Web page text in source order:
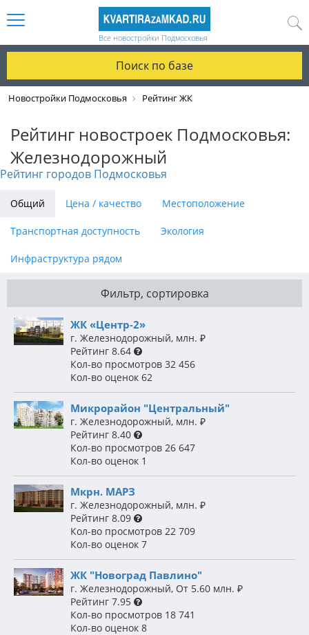
Все новостройки Подмосковья
Поиск по базе
Новостройки Подмосковья Рейтинг ЖК
Рейтинг новостроек Подмосковья:
Железнодорожный
Рейтинг городов Подмосковья
Общий Цена / качество Местоположение
Транспортная доступность Экология
Инфраструктура рядом
Фильтр, сортировка
ЖК «Центр-2»
г. Железнодорожный, млн. ₽
Рейтинг8.64
Кол-во просмотров32 456
Кол-во оценок62
Микрорайон "Центральный"
г. Железнодорожный, млн. ₽
Рейтинг8.40
Кол-во просмотров26 647
Кол-во оценок1
Мкрн. МАРЗ
г. Железнодорожный, млн. ₽
Рейтинг8.09
Кол-во просмотров22 709
Кол-во оценок7
ЖК "Новоград Павлино"
г. Железнодорожный, От 5.60 млн. ₽
Рейтинг7.95
Кол-во просмотров18 741
Кол-во оценок8